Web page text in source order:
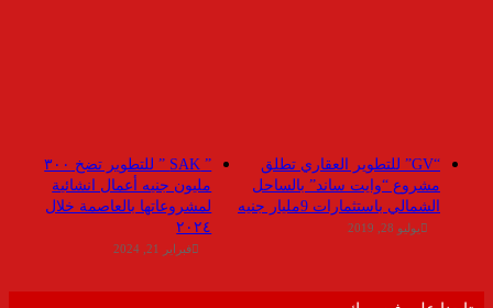
” SAK ” للتطوير تضخ ٣٠٠
مليون جنيه أعمال انشائية
لمشروعاتها بالعاصمة خلال
٢٠٢٤
فبراير 21, 2024
“GV” للتطوير العقاري تطلق
مشروع “وايت ساند” بالساحل
الشمالي باستثمارات 9مليار جنيه
يوليو 28, 2019